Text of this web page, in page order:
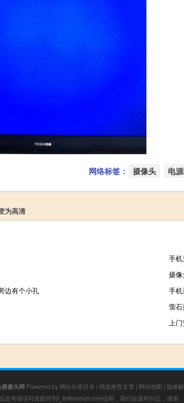
网络标签： 摄像头 电
为高清
手
摄
边有个小孔
手
萤
上
像头网 Powered by 网站分类目录 | 精选推荐文章 | 网站地图 | 疑难
息有错误可发邮件到f_fb#foxmail.com说明，我们会及时纠正，谢谢